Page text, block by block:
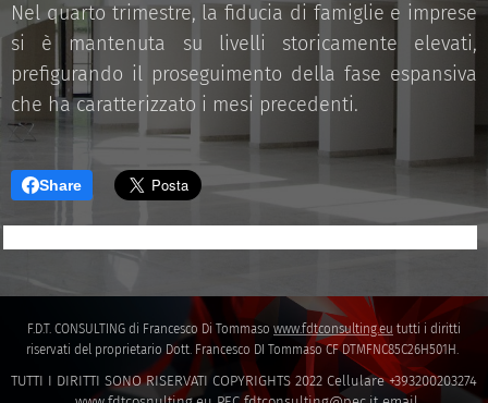
Nel quarto trimestre, la fiducia di famiglie e imprese
si è mantenuta su livelli storicamente elevati,
prefigurando il proseguimento della fase espansiva
che ha caratterizzato i mesi precedenti.
Share
F.D.T. CONSULTING di Francesco Di Tommaso www.fdtconsulting.eu tutti i diritti
riservati del proprietario Dott. Francesco DI Tommaso CF DTMFNC85C26H501H.
TUTTI I DIRITTI SONO RISERVATI COPYRIGHTS 2022 Cellulare +393200203274